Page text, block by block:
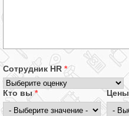
Сотрудник HR *
Кто вы* Цены